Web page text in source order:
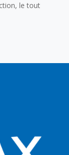
le tout